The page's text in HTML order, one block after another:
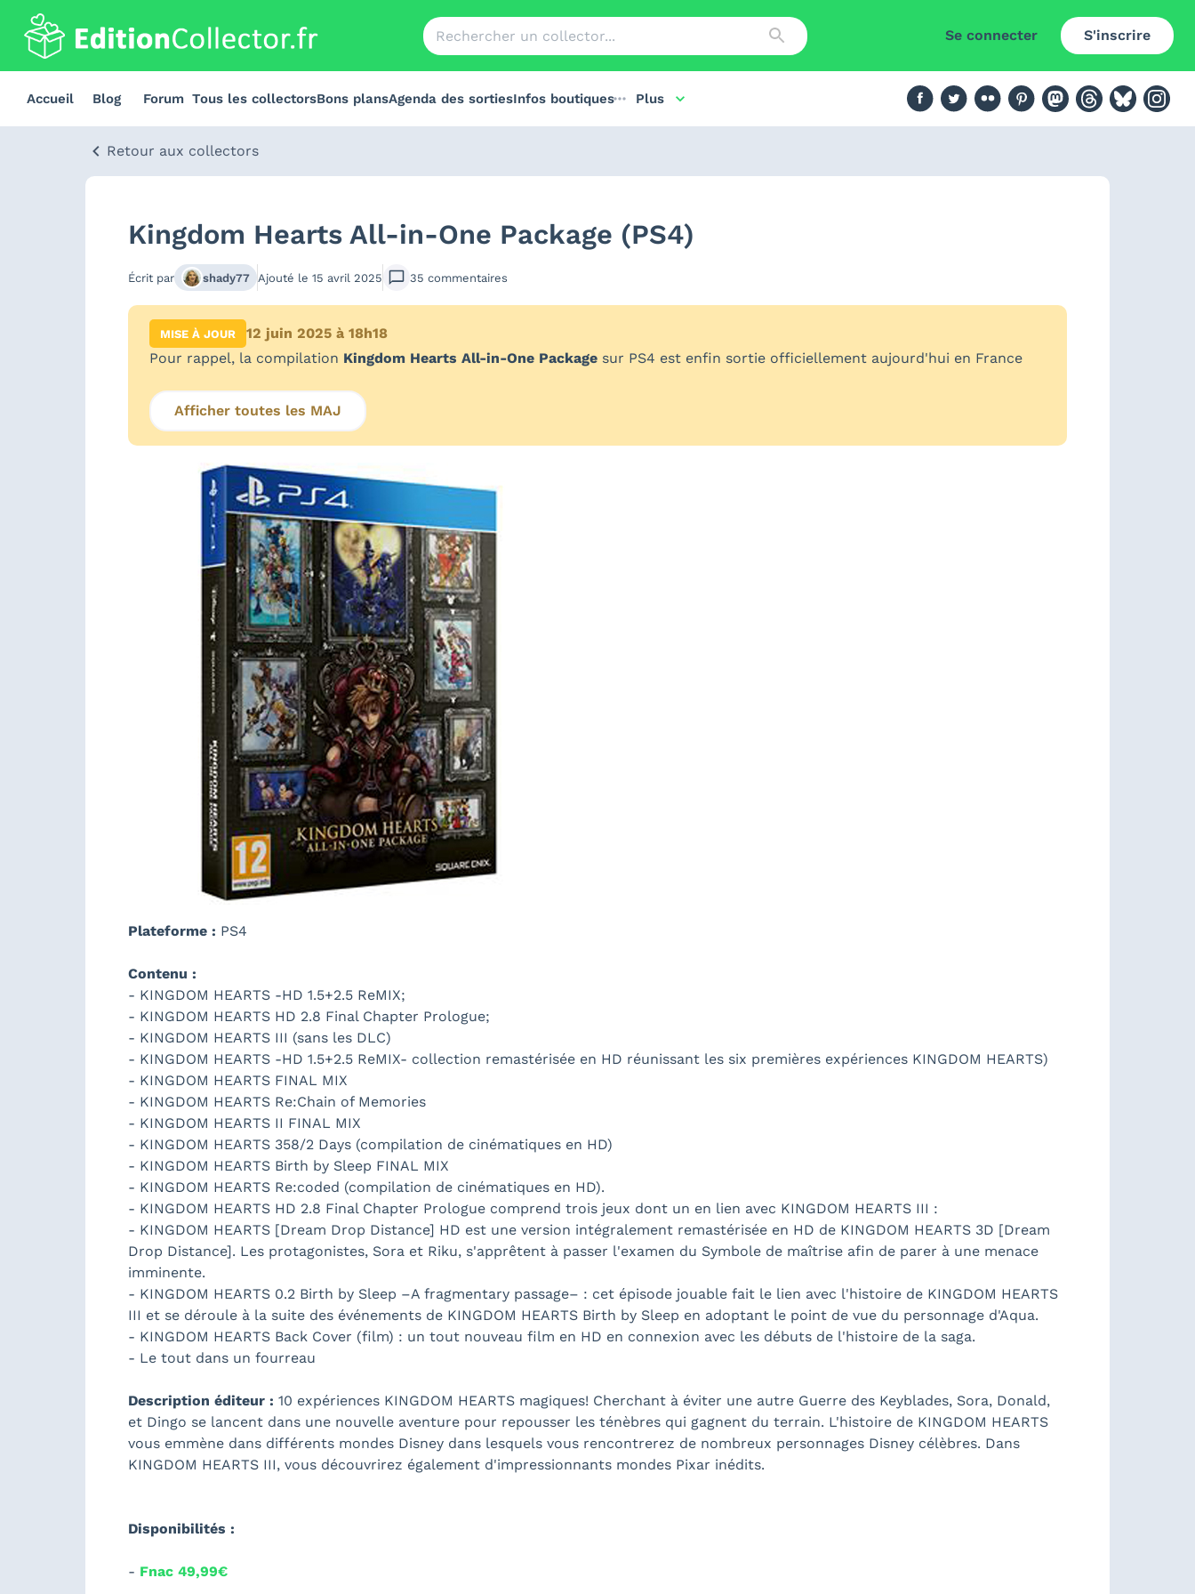
Se connecter S'inscrire
Accueil Blog Forum Tous les collectorsBons plansAgenda des sortiesInfos boutiques Plus
Retour aux collectors
Kingdom Hearts All-in-One Package (PS4)
Écrit par shady77 Ajouté le 15 avril 2025 35 commentaires
MISE À JOUR
12 juin 2025 à 18h18
Pour rappel, la compilation Kingdom Hearts All-in-One Package sur PS4 est enfin sortie officiellement aujourd'hui en France
Afficher toutes les MAJ
Plateforme : PS4
Contenu :
- KINGDOM HEARTS -HD 1.5+2.5 ReMIX;
- KINGDOM HEARTS HD 2.8 Final Chapter Prologue;
- KINGDOM HEARTS III (sans les DLC)
- KINGDOM HEARTS -HD 1.5+2.5 ReMIX- collection remastérisée en HD réunissant les six premières expériences KINGDOM HEARTS)
- KINGDOM HEARTS FINAL MIX
- KINGDOM HEARTS Re:Chain of Memories
- KINGDOM HEARTS II FINAL MIX
- KINGDOM HEARTS 358/2 Days (compilation de cinématiques en HD)
- KINGDOM HEARTS Birth by Sleep FINAL MIX
- KINGDOM HEARTS Re:coded (compilation de cinématiques en HD).
- KINGDOM HEARTS HD 2.8 Final Chapter Prologue comprend trois jeux dont un en lien avec KINGDOM HEARTS III :
- KINGDOM HEARTS [Dream Drop Distance] HD est une version intégralement remastérisée en HD de KINGDOM HEARTS 3D [Dream
Drop Distance]. Les protagonistes, Sora et Riku, s'apprêtent à passer l'examen du Symbole de maîtrise afin de parer à une menace
imminente.
- KINGDOM HEARTS 0.2 Birth by Sleep –A fragmentary passage– : cet épisode jouable fait le lien avec l'histoire de KINGDOM HEARTS
III et se déroule à la suite des événements de KINGDOM HEARTS Birth by Sleep en adoptant le point de vue du personnage d'Aqua.
- KINGDOM HEARTS Back Cover (film) : un tout nouveau film en HD en connexion avec les débuts de l'histoire de la saga.
- Le tout dans un fourreau
Description éditeur : 10 expériences KINGDOM HEARTS magiques! Cherchant à éviter une autre Guerre des Keyblades, Sora, Donald,
et Dingo se lancent dans une nouvelle aventure pour repousser les ténèbres qui gagnent du terrain. L'histoire de KINGDOM HEARTS
vous emmène dans différents mondes Disney dans lesquels vous rencontrerez de nombreux personnages Disney célèbres. Dans
KINGDOM HEARTS III, vous découvrirez également d'impressionnants mondes Pixar inédits.
Disponibilités :
- Fnac 49,99€